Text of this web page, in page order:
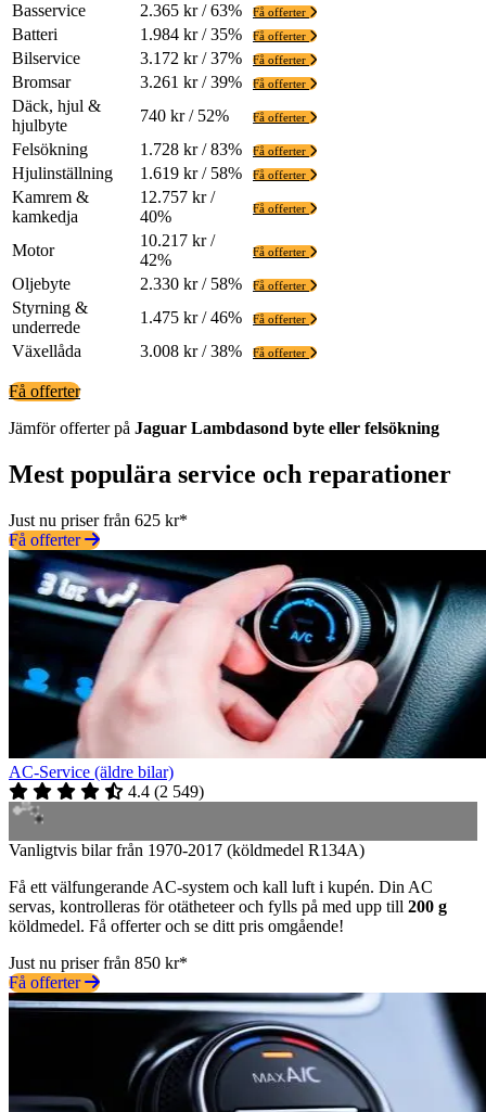
Basservice 2.365 kr / 63% Få offerter
Batteri 1.984 kr / 35% Få offerter
Bilservice 3.172 kr / 37% Få offerter
Bromsar 3.261 kr / 39% Få offerter
Däck, hjul &
hjulbyte
740 kr / 52% Få offerter
Felsökning 1.728 kr / 83% Få offerter
Hjulinställning 1.619 kr / 58% Få offerter
Kamrem &
kamkedja
12.757 kr /
40%
Få offerter
Motor
10.217 kr /
42%
Få offerter
Oljebyte 2.330 kr / 58% Få offerter
Styrning &
underrede
1.475 kr / 46% Få offerter
Växellåda 3.008 kr / 38% Få offerter
Få offerter
Jämför offerter på Jaguar Lambdasond byte eller felsökning
Mest populära service och reparationer
Just nu priser från 625 kr*
Få offerter
AC-Service (äldre bilar)
4.4 (2 549)
Vanligtvis bilar från 1970-2017 (köldmedel R134A)
Få ett välfungerande AC-system och kall luft i kupén. Din AC
servas, kontrolleras för otätheteer och fylls på med upp till 200 g
köldmedel. Få offerter och se ditt pris omgående!
Just nu priser från 850 kr*
Få offerter